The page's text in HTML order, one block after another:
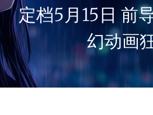
定档5月15日 前
幻动画